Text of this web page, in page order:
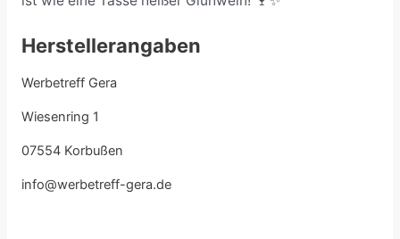
Herstellerangaben
Werbetreff Gera
Wiesenring 1
07554 Korbußen
info@werbetreff-gera.de